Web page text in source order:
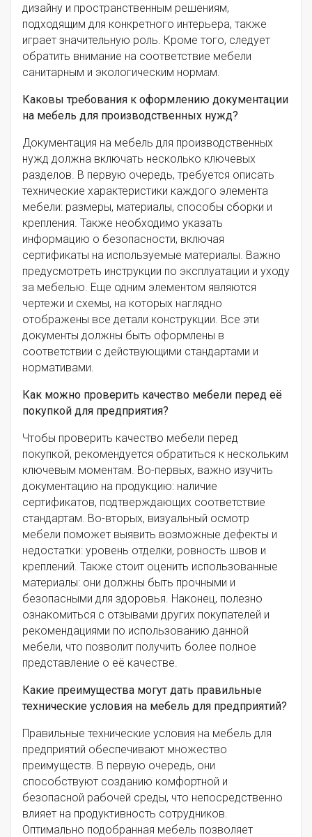
дизайну и пространственным решениям,
подходящим для конкретного интерьера, также
играет значительную роль. Кроме того, следует
обратить внимание на соответствие мебели
санитарным и экологическим нормам.
Каковы требования к оформлению документации
на мебель для производственных нужд?
Документация на мебель для производственных
нужд должна включать несколько ключевых
разделов. В первую очередь, требуется описать
технические характеристики каждого элемента
мебели: размеры, материалы, способы сборки и
крепления. Также необходимо указать
информацию о безопасности, включая
сертификаты на используемые материалы. Важно
предусмотреть инструкции по эксплуатации и уходу
за мебелью. Еще одним элементом являются
чертежи и схемы, на которых наглядно
отображены все детали конструкции. Все эти
документы должны быть оформлены в
соответствии с действующими стандартами и
нормативами.
Как можно проверить качество мебели перед её
покупкой для предприятия?
Чтобы проверить качество мебели перед
покупкой, рекомендуется обратиться к нескольким
ключевым моментам. Во-первых, важно изучить
документацию на продукцию: наличие
сертификатов, подтверждающих соответствие
стандартам. Во-вторых, визуальный осмотр
мебели поможет выявить возможные дефекты и
недостатки: уровень отделки, ровность швов и
креплений. Также стоит оценить использованные
материалы: они должны быть прочными и
безопасными для здоровья. Наконец, полезно
ознакомиться с отзывами других покупателей и
рекомендациями по использованию данной
мебели, что позволит получить более полное
представление о её качестве.
Какие преимущества могут дать правильные
технические условия на мебель для предприятий?
Правильные технические условия на мебель для
предприятий обеспечивают множество
преимуществ. В первую очередь, они
способствуют созданию комфортной и
безопасной рабочей среды, что непосредственно
влияет на продуктивность сотрудников.
Оптимально подобранная мебель позволяет